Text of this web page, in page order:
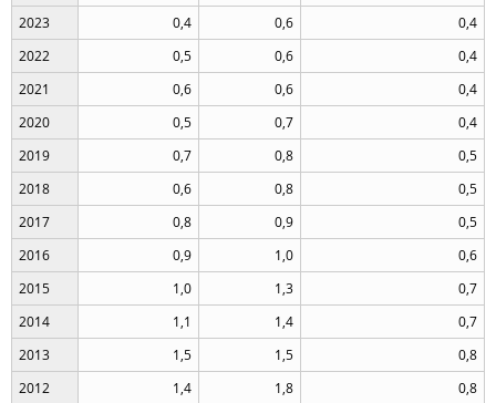
2023
0,4 0,6
0,4
2022
0,5 0,6
0,4
2021
0,6 0,6
0,4
2020
0,5 0,7
0,4
2019
0,7 0,8
0,5
2018
0,6 0,8
0,5
2017
0,8 0,9
0,5
2016
0,9 1,0
0,6
2015
1,0 1,3
0,7
2014
1,1 1,4
0,7
2013
1,5 1,5
0,8
2012
1,4 1,8
0,8